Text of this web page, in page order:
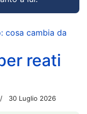
cosa cambia da
reati
30 Luglio 2026